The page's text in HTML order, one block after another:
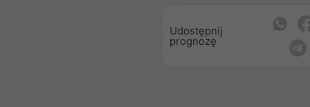
Udostępnij
prognozę